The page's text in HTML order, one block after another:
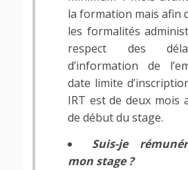
la formation mais afin
les formalités
respect des
d’information de
date limite
IRT est de deux mois
de début du stage.
Suis-je
mon stage ?